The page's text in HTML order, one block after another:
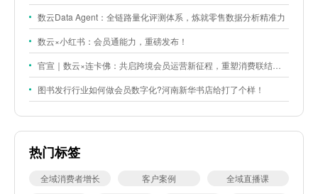
数云Data Agent：全链路量化评测体系，炼就零售数据分析精准力
数云×小红书：会员通能力，重磅发布！
官宣｜数云×连卡佛：共启跨境会员运营新征程，重塑消费联结新体验
图书发行行业如何做会员数字化?河南新华书店给打了个样！
热门标签
全域消费者增长 客户案例
全域直播课